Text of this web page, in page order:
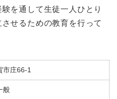
を通して生徒一人ひとり
せるための教育を行って
市庄66-1
般